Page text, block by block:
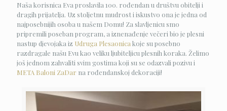
Naša korisnica Eva proslavila 100. rođendan u društvu obitelji i
dragih prijatelja. Uz stoljetnu mudrost i iskustvo ona je jedna od
najposebnijih osoba u našem Domu! Za slavljenicu smo
pripremili poseban program, a iznenađenje večeri bio je plesni
nastup djevojaka iz Udruga Plesaonica koje su posebno
razdragale našu Evu kao veliku ljubiteljicu plesnih koraka. Želimo
još jednom zahvaliti svim gostima koji su se odazvali pozivu i
META Baloni ZaDar na rođendanskoj dekoraciji!